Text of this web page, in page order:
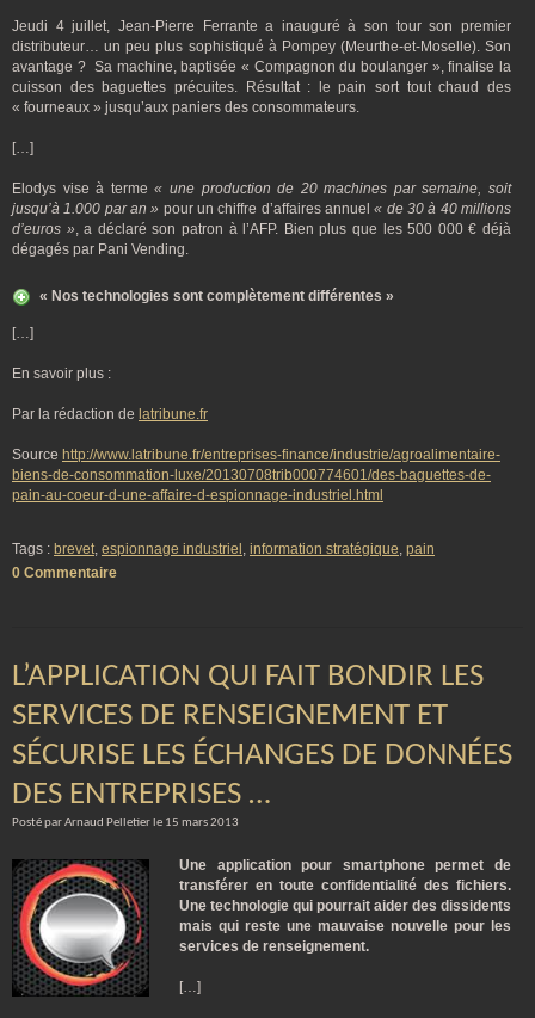
Jeudi 4 juillet, Jean-Pierre Ferrante a inauguré à son tour son premier
distributeur… un peu plus sophistiqué à Pompey (Meurthe-et-Moselle). Son
avantage ? Sa machine, baptisée « Compagnon du boulanger », finalise la
cuisson des baguettes précuites. Résultat : le pain sort tout chaud des
« fourneaux » jusqu’aux paniers des consommateurs.
[…]
Elodys vise à terme « une production de 20 machines par semaine, soit
jusqu’à 1.000 par an » pour un chiffre d’affaires annuel« de 30 à 40 millions
d’euros », a déclaré son patron à l’AFP. Bien plus que les 500 000 € déjà
dégagés par Pani Vending.
« Nos technologies sont complètement différentes »
[…]
En savoir plus :
Par la rédaction de latribune.fr
Source http://www.latribune.fr/entreprises-finance/industrie/agroalimentaire-
biens-de-consommation-luxe/20130708trib000774601/des-baguettes-de-
pain-au-coeur-d-une-affaire-d-espionnage-industriel.html
Tags : brevet, espionnage industriel , information stratégique, pain
0 Commentaire
L’APPLICATION QUI FAIT BONDIR LES
SERVICES DE RENSEIGNEMENT ET
SÉCURISE LES ÉCHANGES DE DONNÉES
DES ENTREPRISES …
Posté par Arnaud Pelletier le 15 mars 2013
Une application pour smartphone permet de
transférer en toute confidentialité des fichiers.
Une technologie qui pourrait aider des dissidents
mais qui reste une mauvaise nouvelle pour les
services de renseignement.
[…]